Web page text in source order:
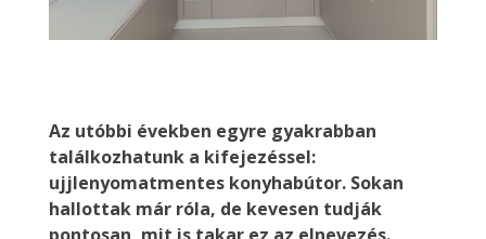
Az utóbbi években egyre gyakrabban
találkozhatunk a kifejezéssel:
ujjlenyomatmentes konyhabútor. Sokan
hallottak már róla, de kevesen tudják